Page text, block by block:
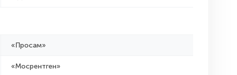
«Просам»
«Мосрентген»